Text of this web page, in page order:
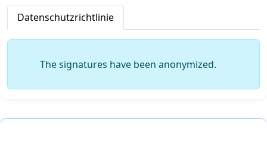
Datenschutzrichtlinie
The signatures have been anonymized.